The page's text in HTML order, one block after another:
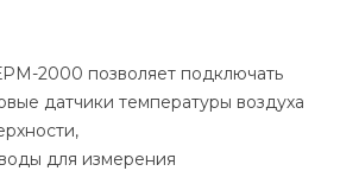
2000 позволяет подключать
датчики температуры воздуха
для измерения